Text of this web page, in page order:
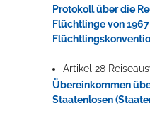
Protokoll über die
Flüchtlinge von
Artikel 28
Übereinkommen
Staatenlosen